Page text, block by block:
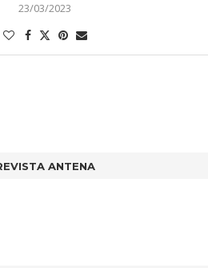
23/03/2023
ANTENA